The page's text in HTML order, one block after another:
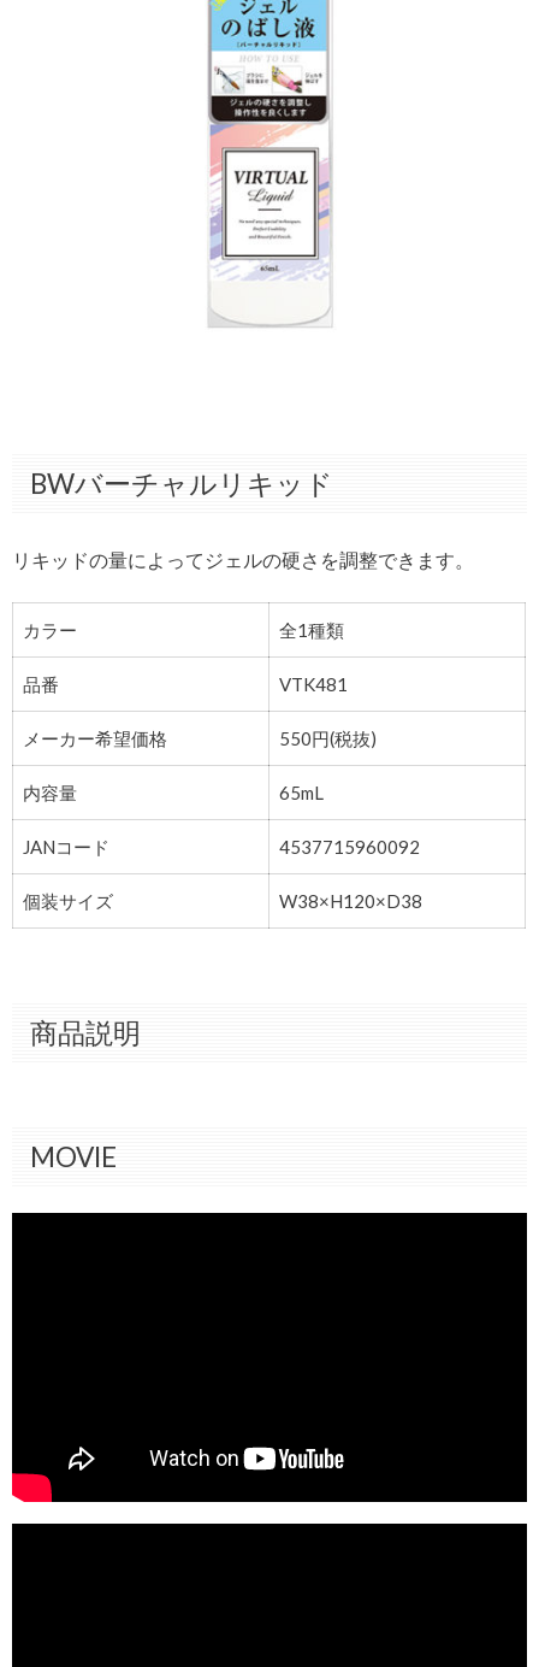
BWバーチャルリキッド
リキッドの量によってジェルの硬さを調整できます。
カラー 全1種類
品番 VTK481
メーカー希望価格 550円(税抜)
内容量 65mL
JANコード 4537715960092
個装サイズ W38×H120×D38
商品説明
MOVIE